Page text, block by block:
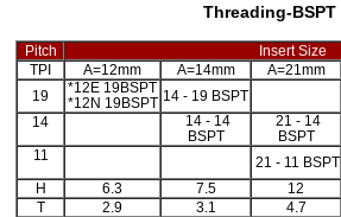
Threading-BSPT
Pitch
Insert Size
TPI
A=12mm A=14mm A=21mm
19
*12E 19BSPT
*12N 19BSPT 14 - 19 BSPT
14
14 - 14
BSPT
21 - 14
BSPT
11
21 - 11 BSPT
H
6.3 7.5 12
T
2.9 3.1 4.7